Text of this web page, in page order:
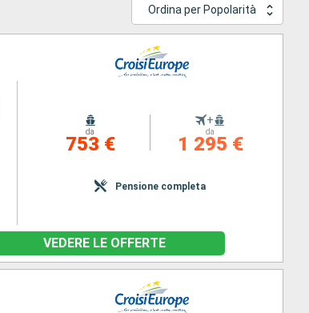
Ordina per Popolarità
da
753 €
+
da
1 295 €
Pensione completa
VEDERE LE OFFERTE